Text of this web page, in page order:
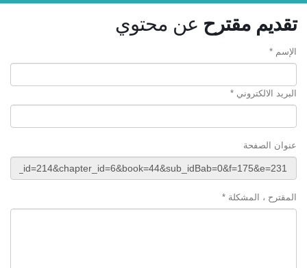
تقديم مقترح عن محتوي
الإسم *
البريد الالكتروني *
عنوان الصفحة
المقترح ، المشكلة *